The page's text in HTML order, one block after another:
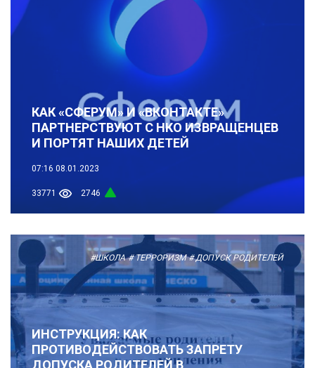
КАК «СФЕРУМ» И «ВКОНТАКТЕ»
ПАРТНЕРСТВУЮТ С НКО ИЗВРАЩЕНЦЕВ
И ПОРТЯТ НАШИХ ДЕТЕЙ
07:16 08.01.2023
33771 2746
#ШКОЛА # ТЕРРОРИЗМ # ДОПУСК РОДИТЕЛЕЙ
ИНСТРУКЦИЯ: КАК
ПРОТИВОДЕЙСТВОВАТЬ ЗАПРЕТУ
ДОПУСКА РОДИТЕЛЕЙ В